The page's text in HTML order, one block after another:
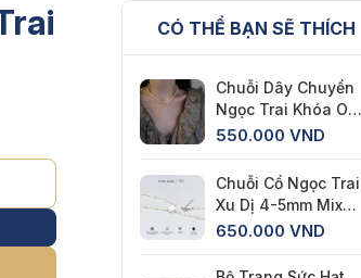
CÓ THỂ BẠN SẼ THÍCH
Chuỗi Dây Chuyền
Ngọc Trai Khóa OT
Titan Có Tì
550.000VND
Chuỗi Cổ Ngọc Trai
Xu Dị 4-5mm Mix
Bông Hoa Dị Viên
Farm
650.000VND